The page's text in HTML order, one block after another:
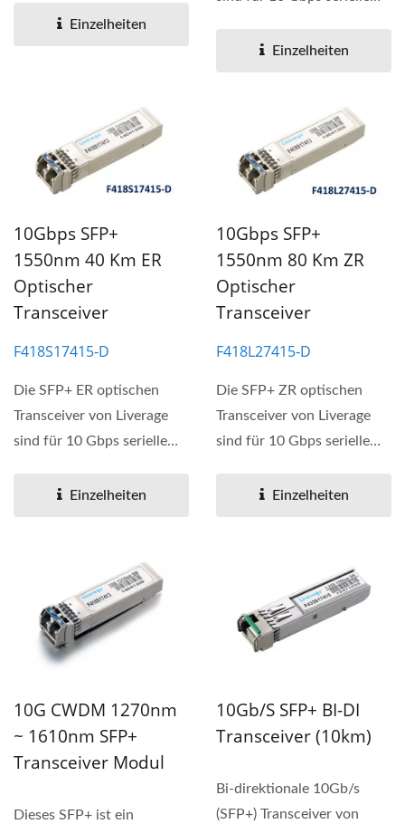
Einzelheiten
Einzelheiten
10Gbps SFP+
1550nm 40 Km ER
Optischer
Transceiver
F418S17415‐D
Die SFP+ ER optischen
Transceiver von Liverage
sind für 10 Gbps serielle
Einzelheiten
10Gbps SFP+
1550nm 80 Km ZR
Optischer
Transceiver
F418L27415‐D
Die SFP+ ZR optischen
Transceiver von Liverage
sind für 10 Gbps serielle
Einzelheiten
10G CWDM 1270nm
~ 1610nm SFP+
Transceiver Modul
Dieses SFP+ ist ein
10Gb/s SFP+ BI-DI
Transceiver (10km)
Bi-direktionale 10Gb/s
(SFP+) Transceiver von